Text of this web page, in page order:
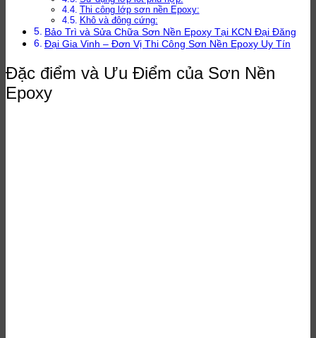
Thi công lớp sơn nền Epoxy:
Khô và đông cứng:
Bảo Trì và Sửa Chữa Sơn Nền Epoxy Tại KCN Đại Đăng
Đại Gia Vinh – Đơn Vị Thi Công Sơn Nền Epoxy Uy Tín
Đặc điểm và Ưu Điểm của Sơn Nền
Epoxy